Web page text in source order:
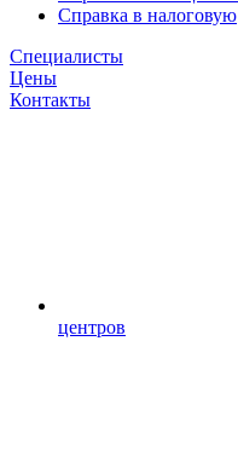
Справка в налоговую
Специалисты
Цены
Контакты
центров